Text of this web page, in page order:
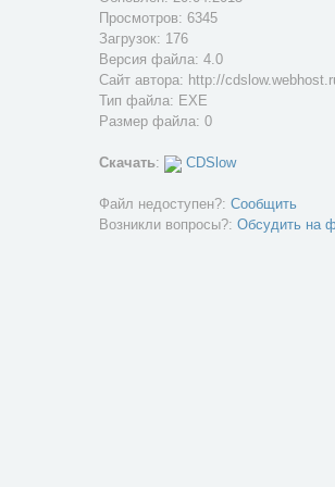
Просмотров: 6345
Загрузок: 176
Версия файла: 4.0
Сайт автора: http://
Тип файла: EXE
Размер файла: 0
Скачать: CDSlow
Файл недоступен?: Сообщить
Возникли вопросы?: Обсудить на